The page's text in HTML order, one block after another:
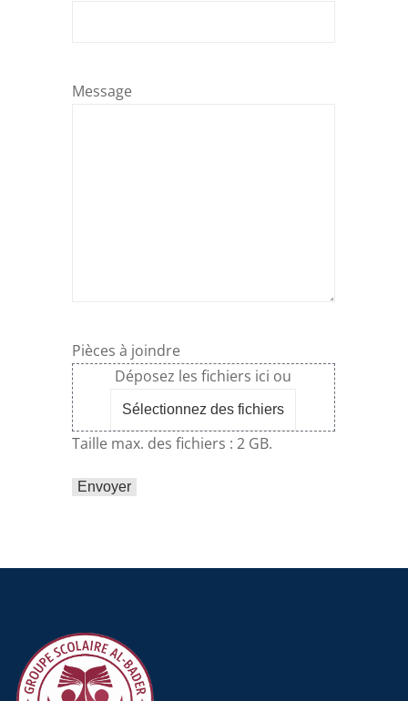
Message
Pièces à joindre
Déposez les fichiers ici ou
Sélectionnez des fichiers
Taille max. des fichiers : 2 GB.